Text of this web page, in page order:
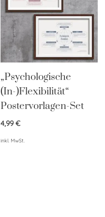
„Psychologische
(In-)Flexibilität“
Postervorlagen-Set
4,99€
inkl. MwSt.